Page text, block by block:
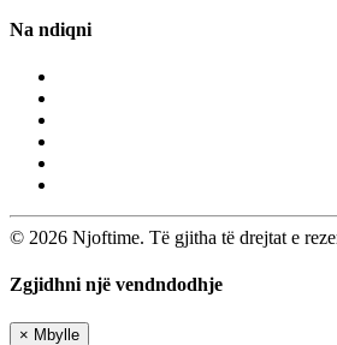
Na ndiqni
© 2026 Njoftime. Të gjitha të drejtat e
Zgjidhni një vendndodhje
× Mbylle